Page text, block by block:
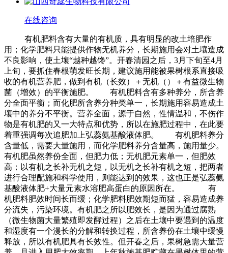
在线咨询
有机肥料含有大量的有机质，具有明显的改土培肥作
用；化学肥料只能提供作物无机养分，长期施用会对土壤造成
不良影响，使土壤“越种越馋”。开春清园之后，3月下旬至4月
上旬，要抓住春根萌发旺长期，建议施用能被果树根系直接吸
收的有机营养肥，做到有机（长效）＋无机（）＋有益微生物
菌（增效）的平衡施肥。 有机肥料含有多种养分，所含养
分全面平衡；而化肥所含养分种类单一，长期施用容易造成土
壤中的养分不平衡。营养全面，源于自然，性情温和，不伤作
物是有机肥的又一大特点和优势，所以在施肥过程中，在此要
着重强调每次追肥加上弘蕊氨基酸液体肥。 有机肥料养分
含量低，需要大量施用，而化学肥料养分含量高，施用量少。
有机肥虽然养份全面，但肥力低；无机肥元素单一，但肥效
高；以有机之长补无机之短，以无机之长补有机之短，把两者
进行合理配施和科学使用，则能达到的效果，这也正是弘蕊氨
基酸液体肥+大量元素水溶肥高蛋白的原因所在。 有
机肥料肥效时间长而缓；化学肥料肥效期短而猛，容易造成养
分流失，污染环境。有机肥之所以肥效长，是因为通过腐熟
（微生物菌大量繁殖即发酵过程）之后在土壤中要遇到的温度
和湿度有一个漫长的分解和转换过程，所含养份在土壤中缓慢
释放，所以有机肥具有长效性。但开春之后，果树急需大量营